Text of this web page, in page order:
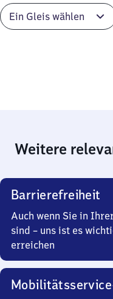
Weitere
Barrierefreiheit
Auch wenn Sie in
sind – uns ist es
erreichen